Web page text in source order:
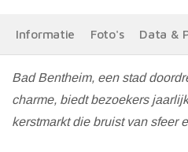
Informatie Foto's Data &
Bad Bentheim, een stad
charme, biedt bezoekers
kerstmarkt die bruist van sfeer